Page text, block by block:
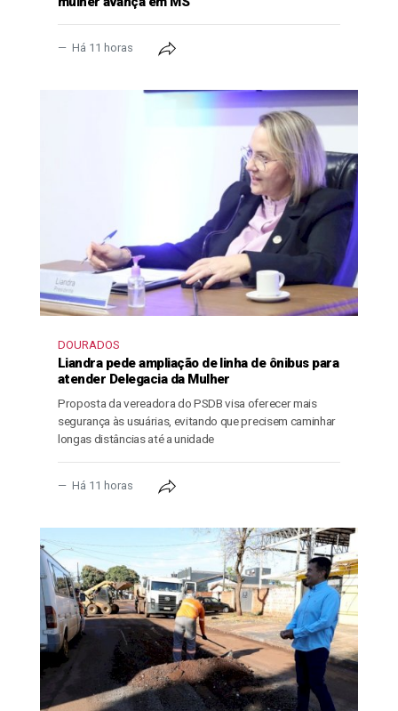
Há 11 horas
DOURADOS
Liandra pede ampliação de linha de ônibus para
atender Delegacia da Mulher
Proposta da vereadora do PSDB visa oferecer mais
segurança às usuárias, evitando que precisem caminhar
longas distâncias até a unidade
Há 11 horas